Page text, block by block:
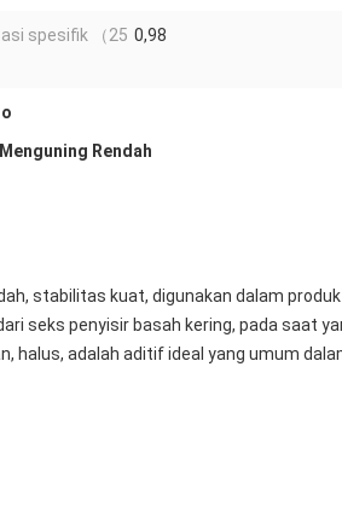
spesifik （25 0,98
Rendah
stabilitas kuat, digunakan dalam
seks penyisir basah kering, pada saat
halus, adalah aditif ideal yang umum